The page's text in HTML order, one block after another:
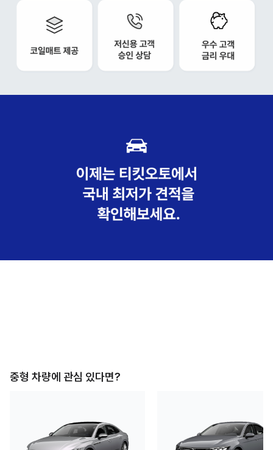
중형 차량에 관심 있다면?